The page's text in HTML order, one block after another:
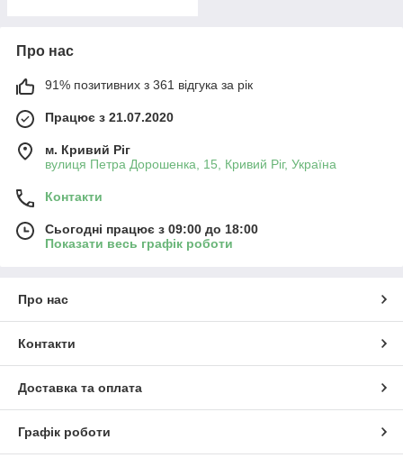
Про нас
91% позитивних з 361 відгука за рік
Працює з 21.07.2020
м. Кривий Ріг
вулиця Петра Дорошенка, 15, Кривий Ріг, Україна
Контакти
Сьогодні працює з 09:00 до 18:00
Показати весь графік роботи
Про нас
Контакти
Доставка та оплата
Графік роботи